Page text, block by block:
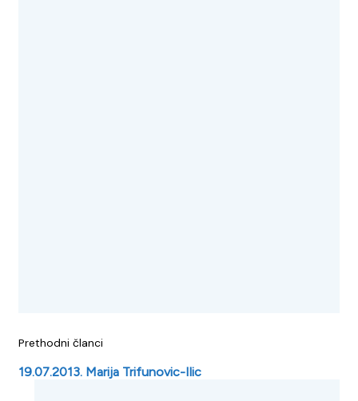
Prethodni članci
19.07.2013. Marija Trifunovic-Ilic